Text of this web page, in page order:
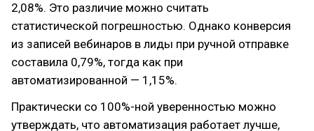
2,08%. Это различие можно считать
статистической погрешностью. Однако конверсия
из записей вебинаров в лиды при ручной отправке
составила 0,79%, тогда как при
автоматизированной — 1,15%.
Практически со 100%-ной уверенностью можно
утверждать, что автоматизация работает лучше,